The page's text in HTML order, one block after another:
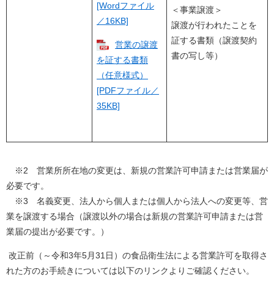
[Wordファイル
／16KB]
営業の譲渡
を証する書類
（任意様式）
[PDFファイル／
35KB]
＜事業譲渡＞
譲渡が行われたことを
証する書類（譲渡契約
書の写し等）
※2 営業所所在地の変更は、新規の営業許可申請または営業届が
必要です。
※3 名義変更、法人から個人または個人から法人への変更等、営
業を譲渡する場合（譲渡以外の場合は新規の営業許可申請または営
業届の提出が必要です。）
改正前（～令和3年5月31日）の食品衛生法による営業許可を取得さ
れた方のお手続きについては以下のリンクよりご確認ください。